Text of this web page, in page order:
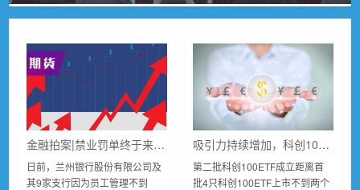
金融拍案|禁业罚单终于来了，兰州银行原副行长杨阳被终身禁业，2500万受贿金额与性质曾引发检方抗诉
日前，兰州银行股份有限公司及
其9家支行因为员工管理不到
吸引力持续增加，科创100ETF再次扩容
第二批科创100ETF成立距离首
批4只科创100ETF上市不到两个